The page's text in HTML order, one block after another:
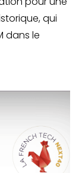
qui
dans le